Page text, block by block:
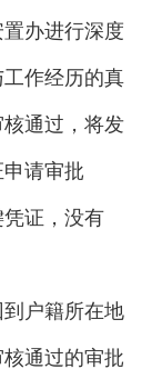
办进行深度
作经历的真
通过，将发
请审批
证，没有
户籍所在地
通过的审批